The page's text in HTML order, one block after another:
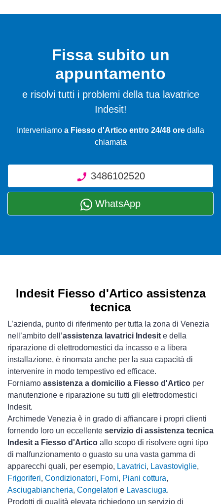
Fissa subito un
appuntamento
e risolvi tutti i problemi della tua lavatrice
Indesit!
Interveniamo a Fiesso d'Artico entro 24/48 ore dalla
chiamata
3486102520
WhatsApp
Indesit Fiesso d'Artico assistenza
tecnica
L’azienda, punto di riferimento per tutta la zona di Venezia
nell’ambito dell’assistenza lavatrici Indesit e della
riparazione di elettrodomestici da incasso e a libera
installazione, è rinomata anche per la sua capacità di
intervenire in modo tempestivo ed efficace.
Forniamo assistenza a domicilio a Fiesso d'Artico per
manutenzione e riparazione su tutti gli elettrodomestici
Indesit.
Archimede Venezia è in grado di affiancare i propri clienti
fornendo loro un eccellente servizio di assistenza tecnica
Indesit a Fiesso d'Artico allo scopo di risolvere ogni tipo
di malfunzionamento o guasto su una vasta gamma di
apparecchi quali, per esempio, Lavatrici, Lavastoviglie,
Frigoriferi, Condizionatori, Forni, Piani cottura,
Asciugabiancheria, Congelatori e Lavasciuga.
Prodotti di qualità elevata richiedono un servizio di